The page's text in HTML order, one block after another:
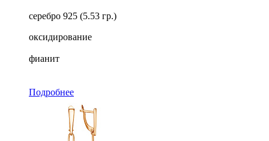
серебро 925 (5.53 гр.)
оксидирование
фианит
Подробнее